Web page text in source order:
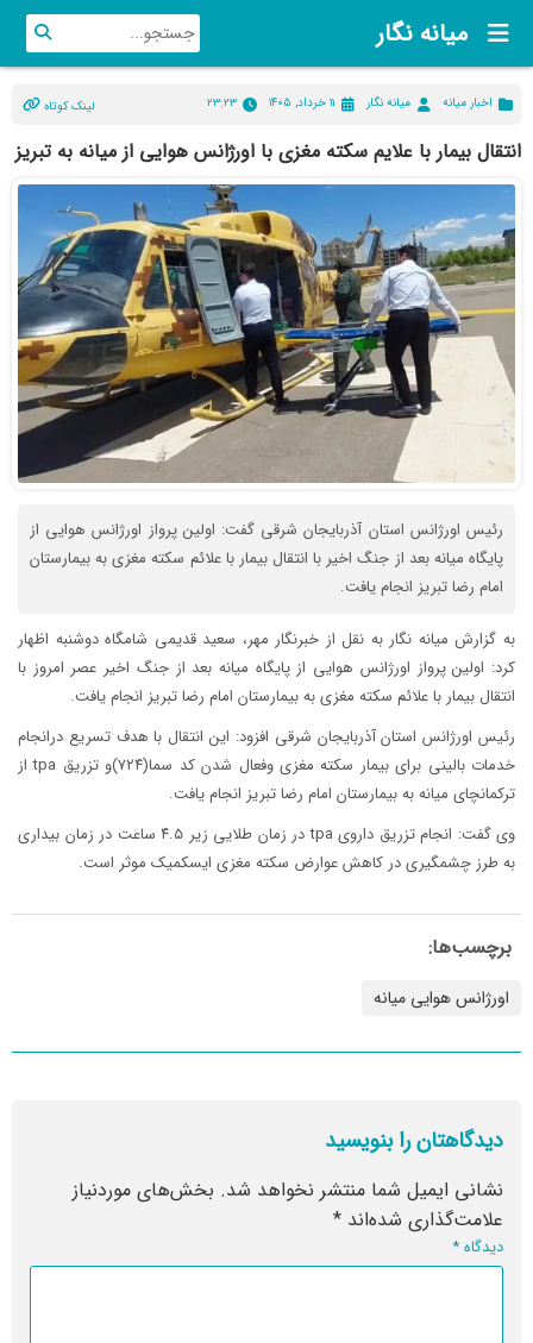
میانه نگار
اخبار میانه میانه نگار ۱۱ خرداد, ۱۴۰۵ ۲۳:۲۳ لینک کوتاه
انتقال بیمار با علایم سکته مغزی با اورژانس هوایی از میانه به تبریز
رئیس اورژانس استان آذربایجان شرقی گفت: اولین پرواز اورژانس هوایی از
پایگاه میانه بعد از جنگ اخیر با انتقال بیمار با علائم سکته مغزی به بیمارستان
امام رضا تبریز انجام یافت.
به گزارش میانه نگار به نقل از خبرنگار مهر، سعید قدیمی شامگاه دوشنبه اظهار
کرد: اولین پرواز اورژانس هوایی از پایگاه میانه بعد از جنگ اخیر عصر امروز با
انتقال بیمار با علائم سکته مغزی به بیمارستان امام رضا تبریز انجام یافت.
رئیس اورژانس استان آذربایجان شرقی افزود: این انتقال با هدف تسریع درانجام
خدمات بالینی برای بیمار سکته مغزی وفعال شدن کد سما(۷۲۴)و تزریق tpa از
ترکمانچای میانه به بیمارستان امام رضا تبریز انجام یافت.
وی گفت: انجام تزریق داروی tpa در زمان طلایی زیر ۴.۵ ساعت در زمان بیداری
به طرز چشمگیری در کاهش عوارض سکته مغزی ایسکمیک موثر است.
برچسب‌ها:
اورژانس هوایی میانه
دیدگاهتان را بنویسید
نشانی ایمیل شما منتشر نخواهد شد. بخش‌های موردنیاز
علامت‌گذاری شده‌اند *
دیدگاه*